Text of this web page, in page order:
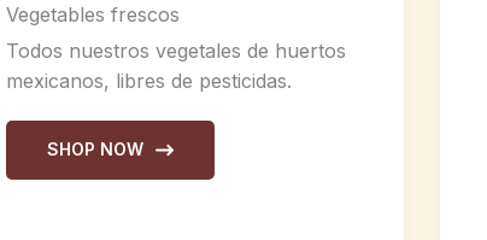
Vegetables frescos
Todos nuestros vegetales de huertos
mexicanos, libres de pesticidas.
SHOP NOW